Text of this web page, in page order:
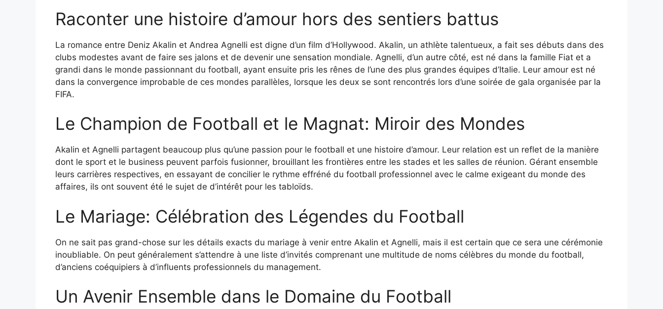
Raconter une histoire d’amour hors des sentiers battus
La romance entre Deniz Akalin et Andrea Agnelli est digne d’un film d’Hollywood. Akalin, un athlète talentueux, a fait ses débuts dans des
clubs modestes avant de faire ses jalons et de devenir une sensation mondiale. Agnelli, d’un autre côté, est né dans la famille Fiat et a
grandi dans le monde passionnant du football, ayant ensuite pris les rênes de l’une des plus grandes équipes d’Italie. Leur amour est né
dans la convergence improbable de ces mondes parallèles, lorsque les deux se sont rencontrés lors d’une soirée de gala organisée par la
FIFA.
Le Champion de Football et le Magnat: Miroir des Mondes
Akalin et Agnelli partagent beaucoup plus qu’une passion pour le football et une histoire d’amour. Leur relation est un reflet de la manière
dont le sport et le business peuvent parfois fusionner, brouillant les frontières entre les stades et les salles de réunion. Gérant ensemble
leurs carrières respectives, en essayant de concilier le rythme effréné du football professionnel avec le calme exigeant du monde des
affaires, ils ont souvent été le sujet de d’intérêt pour les tabloïds.
Le Mariage: Célébration des Légendes du Football
On ne sait pas grand-chose sur les détails exacts du mariage à venir entre Akalin et Agnelli, mais il est certain que ce sera une cérémonie
inoubliable. On peut généralement s’attendre à une liste d’invités comprenant une multitude de noms célèbres du monde du football,
d’anciens coéquipiers à d’influents professionnels du management.
Un Avenir Ensemble dans le Domaine du Football